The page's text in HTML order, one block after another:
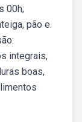
00h;
pão e.
integrais,
boas,